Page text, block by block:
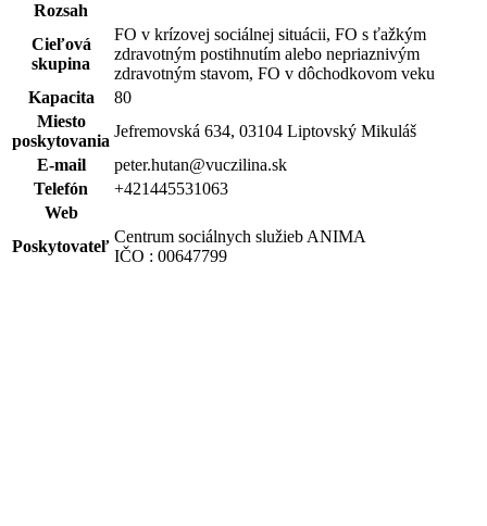
Rozsah
Cieľová
skupina
FO v krízovej sociálnej situácii, FO s ťažkým
zdravotným postihnutím alebo nepriaznivým
zdravotným stavom, FO v dôchodkovom veku
Kapacita
80
Miesto
poskytovania
Jefremovská 634, 03104 Liptovský Mikuláš
E-mail
peter.hutan@vuczilina.sk
Telefón
+421445531063
Web
Poskytovateľ
Centrum sociálnych služieb ANIMA
IČO : 00647799